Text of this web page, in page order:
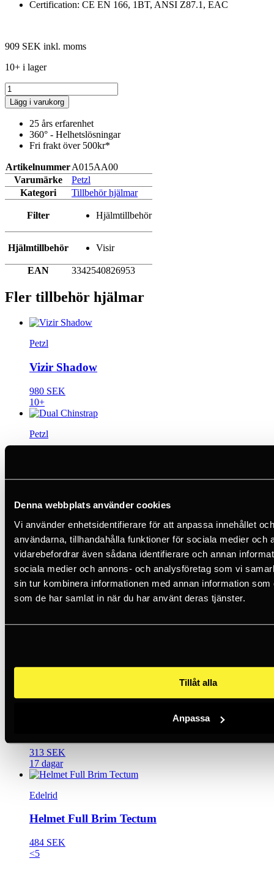
Denna webbplats använder cookies
Vi använder enhetsidentifierare för att anpassa innehållet
användarna, tillhandahålla funktioner för sociala medier och
vidarebefordrar även sådana identifierare och annan
sociala medier och annons- och analysföretag som vi
sin tur kombinera informationen med annan information
som de har samlat in när du har använt deras tjänster.
Tillåt alla
Anpassa
Certification: CE EN 166, 1BT, ANSI Z87.1, EAC
909 SEK inkl. moms
10+ i lager
Lägg i varukorg
25 års erfarenhet
360° - Helhetslösningar
Fri frakt över 500kr*
ArtikelnummerA015AA00
Varumärke
Petzl
Kategori
Tillbehör hjälmar
Filter Hjälmtillbehör
Hjälmtillbehör Visir
EAN 3342540826953
Fler tillbehör hjälmar
Petzl
Vizir Shadow
980 SEK
10+
Petzl
199 SEK
Petzl
Single Standard Foam
99 SEK
5+
313 SEK
17 dagar
Edelrid
Helmet Full Brim Tectum
484 SEK
<5